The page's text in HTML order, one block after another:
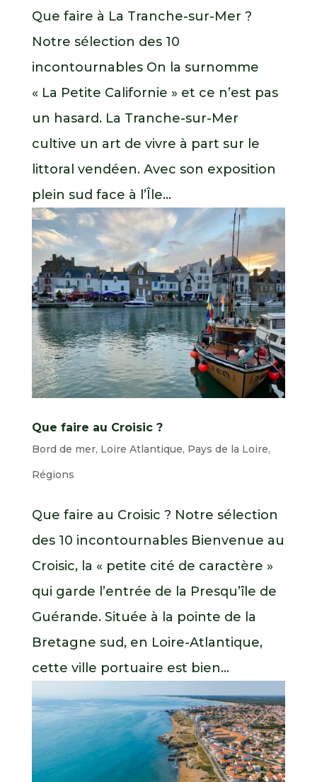
Que faire à La Tranche-sur-Mer ?
Notre sélection des 10
incontournables On la surnomme
« La Petite Californie » et ce n’est pas
un hasard. La Tranche-sur-Mer
cultive un art de vivre à part sur le
littoral vendéen. Avec son exposition
plein sud face à l’Île...
Que faire au Croisic ?
Bord de mer, Loire Atlantique, Pays de la Loire,
Régions
Que faire au Croisic ? Notre sélection
des 10 incontournables Bienvenue au
Croisic, la « petite cité de caractère »
qui garde l’entrée de la Presqu’île de
Guérande. Située à la pointe de la
Bretagne sud, en Loire-Atlantique,
cette ville portuaire est bien...